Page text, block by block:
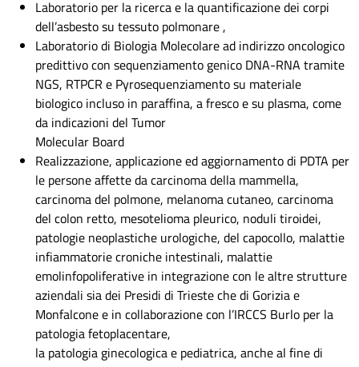
Laboratorio per la ricerca e la quantificazione dei corpi
dell’asbesto su tessuto polmonare ,
Laboratorio di Biologia Molecolare ad indirizzo oncologico
predittivo con sequenziamento genico DNA-RNA tramite
NGS, RTPCR e Pyrosequenziamento su materiale
biologico incluso in paraffina, a fresco e su plasma, come
da indicazioni del Tumor
Molecular Board
Realizzazione, applicazione ed aggiornamento di PDTA per
le persone affette da carcinoma della mammella,
carcinoma del polmone, melanoma cutaneo, carcinoma
del colon retto, mesotelioma pleurico, noduli tiroidei,
patologie neoplastiche urologiche, del capocollo, malattie
infiammatorie croniche intestinali, malattie
emolinfopoliferative in integrazione con le altre strutture
aziendali sia dei Presidi di Trieste che di Gorizia e
Monfalcone e in collaborazione con l’IRCCS Burlo per la
patologia fetoplacentare,
la patologia ginecologica e pediatrica, anche al fine di